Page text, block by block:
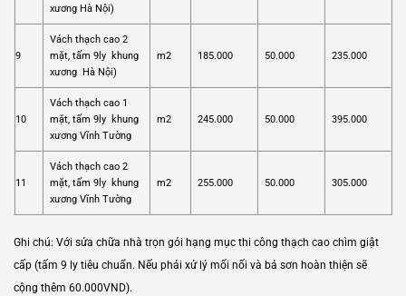
xương Hà Nội)
9
Vách thạch cao 2
mặt, tấm 9ly khung
xương Hà Nội)
m2 185.000 50.000 235.000
10
Vách thạch cao 1
mặt, tấm 9ly khung
xương Vĩnh Tường
m2 245.000 50.000 395.000
11
Vách thạch cao 2
mặt, tấm 9ly khung
xương Vĩnh Tường
m2 255.000 50.000 305.000
Ghi chú: Với sửa chữa nhà trọn gói hạng mục thi công thạch cao chìm giật
cấp (tấm 9 ly tiêu chuẩn. Nếu phải xử lý mối nối và bả sơn hoàn thiện sẽ
cộng thêm 60.000VND).